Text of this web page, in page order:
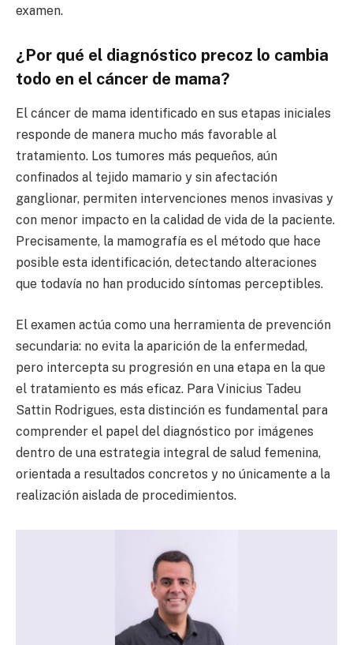
examen.
¿Por qué el diagnóstico precoz lo cambia
todo en el cáncer de mama?
El cáncer de mama identificado en sus etapas iniciales
responde de manera mucho más favorable al
tratamiento. Los tumores más pequeños, aún
confinados al tejido mamario y sin afectación
ganglionar, permiten intervenciones menos invasivas y
con menor impacto en la calidad de vida de la paciente.
Precisamente, la mamografía es el método que hace
posible esta identificación, detectando alteraciones
que todavía no han producido síntomas perceptibles.
El examen actúa como una herramienta de prevención
secundaria: no evita la aparición de la enfermedad,
pero intercepta su progresión en una etapa en la que
el tratamiento es más eficaz. Para Vinicius Tadeu
Sattin Rodrigues, esta distinción es fundamental para
comprender el papel del diagnóstico por imágenes
dentro de una estrategia integral de salud femenina,
orientada a resultados concretos y no únicamente a la
realización aislada de procedimientos.